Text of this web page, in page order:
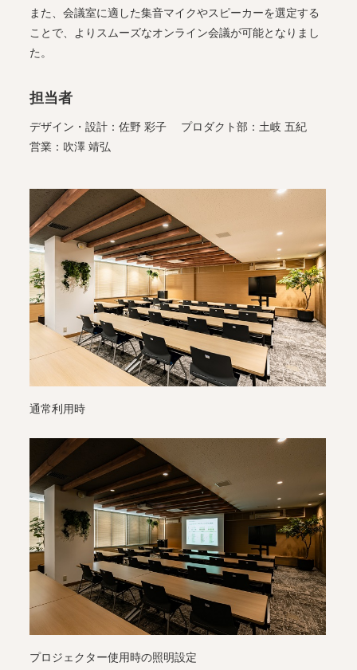
また、会議室に適した集音マイクやスピーカーを選定する
ことで、よりスムーズなオンライン会議が可能となりまし
た。
担当者
デザイン・設計：佐野 彩子 プロダクト部：土岐 五紀
営業：吹澤 靖弘
通常利用時
プロジェクター使用時の照明設定